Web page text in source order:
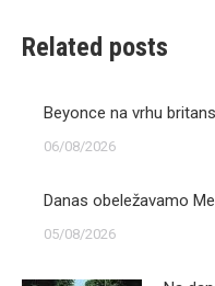
Related posts
Beyonce na vrhu
06/08/2026
Danas obeležavamo
05/08/2026